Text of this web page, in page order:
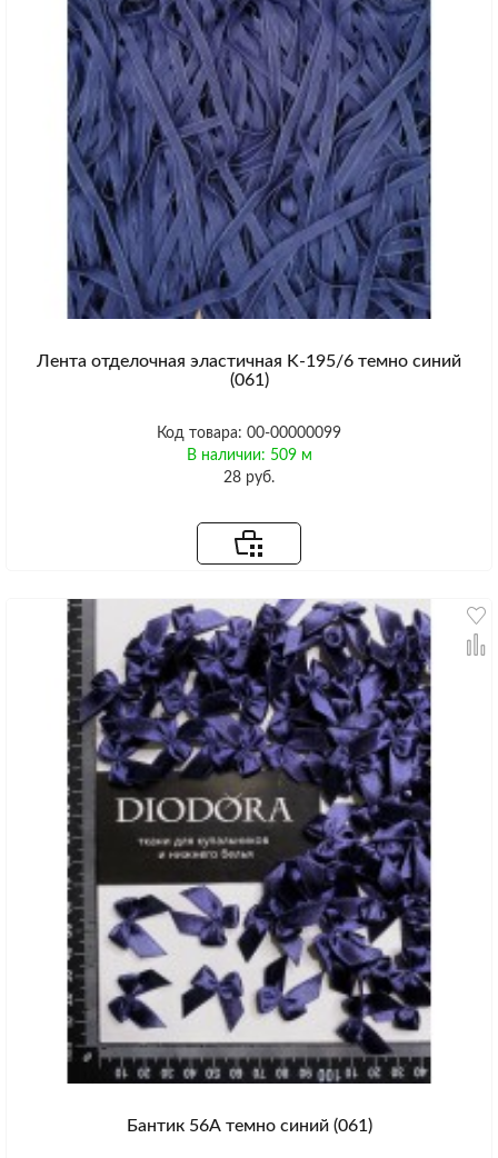
Лента отделочная эластичная K-195/6 темно синий
(061)
Код товара: 00-00000099
В наличии: 509 м
28 руб.
Бантик 56А темно синий (061)